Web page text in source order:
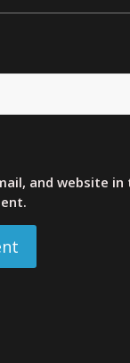
and website